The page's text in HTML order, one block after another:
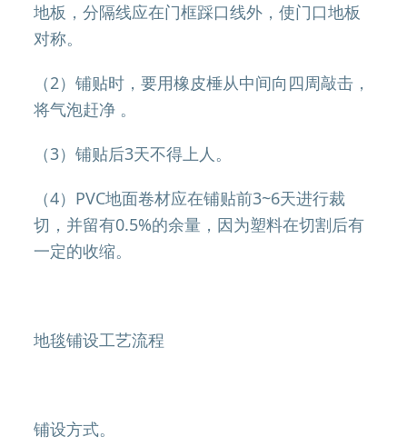
地板，分隔线应在门框踩口线外，使门口地板
对称。
（2）铺贴时，要用橡皮棰从中间向四周敲击，
将气泡赶净 。
（3）铺贴后3天不得上人。
（4）PVC地面卷材应在铺贴前3~6天进行裁
切，并留有0.5%的余量，因为塑料在切割后有
一定的收缩。
地毯铺设工艺流程
铺设方式。